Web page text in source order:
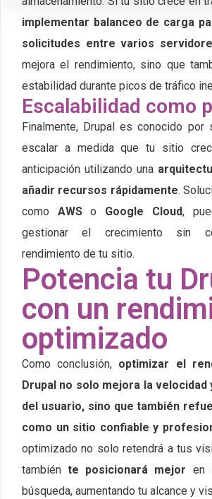
implementar balanceo de carga
solicitudes entre varios
mejora el rendimiento, sino que
estabilidad durante picos de tráfico
Escalabilidad como
Finalmente, Drupal es conocido por
escalar a medida que tu sitio
anticipación utilizando una
añadir recursos rápidamente.
como AWSo Google Cloud,
gestionar el crecimiento sin
rendimiento de tu sitio.
Potencia tu
con un
optimizado
Como conclusión, optimizar el
Drupal no solo mejora la velocidad
del usuario, sino que también
como un sitio confiable y
optimizado no solo retendrá a tus
tambiénte posicionará mejor en
búsqueda, aumentando tu alcance y